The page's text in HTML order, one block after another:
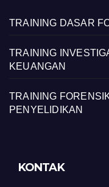
TRAINING DASAR
TRAINING
KEUANGAN
TRAINING
PENYELIDIKAN
KONTAK